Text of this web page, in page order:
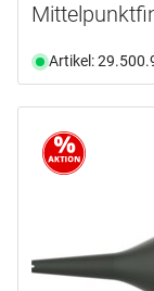
Artikel: